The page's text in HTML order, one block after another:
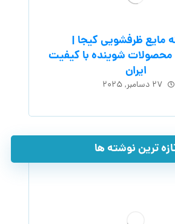
مایع ظرفشویی کیجا |
محصولات شوینده با کیفیت
ایران
۲۷ دسامبر, ۲۰۲۵
ترین نوشته ها